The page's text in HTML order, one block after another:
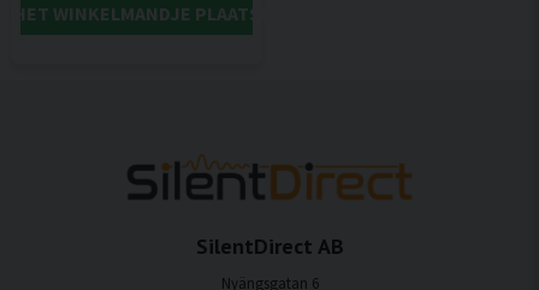
HET WINKELMANDJE PLAATSEN
SilentDirect AB
Nyängsgatan 6